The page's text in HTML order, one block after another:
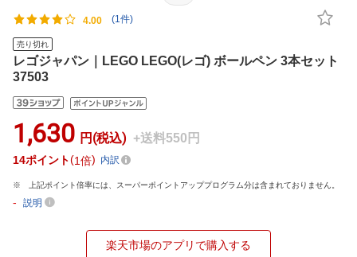
4.00 (1件)
売り切れ
レゴジャパン｜LEGO LEGO(レゴ) ボールペン 3本セット
37503
1,630 円(税込) +送料550円
14ポイント 1倍 内訳
上記ポイント倍率には、スーパーポイントアッププログラム分は含まれておりません。
- 説明
楽天市場のアプリで購入する